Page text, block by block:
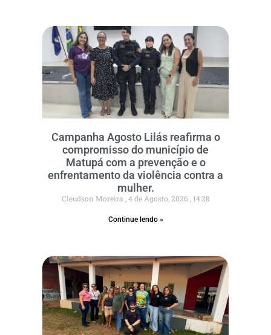
Campanha Agosto Lilás reafirma o
compromisso do município de
Matupá com a prevenção e o
enfrentamento da violência contra a
mulher.
Cleudson Moreira 4 de Agosto, 2026 14:28
Continue lendo »